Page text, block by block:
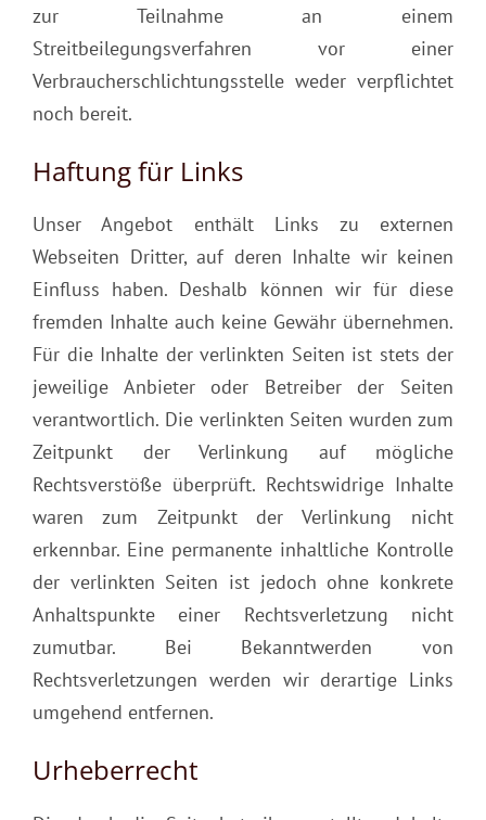
zur Teilnahme an einem
Streitbeilegungsverfahren vor einer
Verbraucherschlichtungsstelle weder verpflichtet
noch bereit.
Haftung für Links
Unser Angebot enthält Links zu externen
Webseiten Dritter, auf deren Inhalte wir keinen
Einfluss haben. Deshalb können wir für diese
fremden Inhalte auch keine Gewähr übernehmen.
Für die Inhalte der verlinkten Seiten ist stets der
jeweilige Anbieter oder Betreiber der Seiten
verantwortlich. Die verlinkten Seiten wurden zum
Zeitpunkt der Verlinkung auf mögliche
Rechtsverstöße überprüft. Rechtswidrige Inhalte
waren zum Zeitpunkt der Verlinkung nicht
erkennbar. Eine permanente inhaltliche Kontrolle
der verlinkten Seiten ist jedoch ohne konkrete
Anhaltspunkte einer Rechtsverletzung nicht
zumutbar. Bei Bekanntwerden von
Rechtsverletzungen werden wir derartige Links
umgehend entfernen.
Urheberrecht